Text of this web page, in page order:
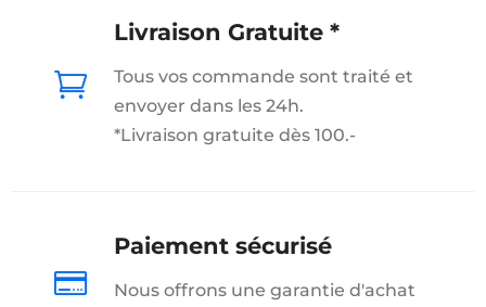

Livraison Gratuite *
Tous vos commande sont traité et
envoyer dans les 24h.
*Livraison gratuite dès 100.-

Paiement sécurisé
Nous offrons une garantie d'achat